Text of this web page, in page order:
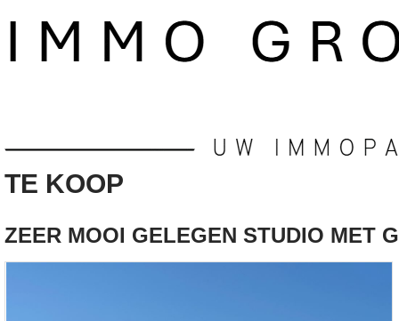
TE KOOP
ZEER MOOI GELEGEN STUDIO MET